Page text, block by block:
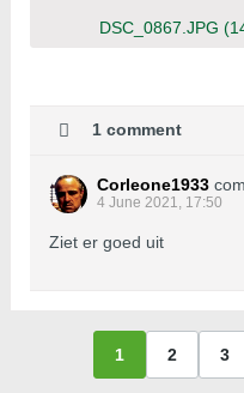
DSC_0867.JPG
1 comment
Corleone1933
4 June 2021, 17:50
Ziet er goed uit
1 2 3